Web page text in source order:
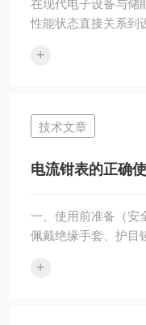
在现代电子设备与储
性能状态直接关系到
维护和研发环节。
以及连接状况。通过
池的实际性能，而不
么，它的作用体现在
它可用于分选与品质
+
技术文章
电流钳表的正确
一、使用前准备（安
佩戴绝缘手套、护目
禁用低压钳表测高
+